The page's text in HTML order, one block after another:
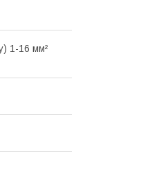
1-16 мм²